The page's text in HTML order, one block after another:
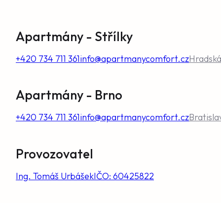
Apartmány - Střílky
+420 734 711 361info@apartmanycomfort.cz
Apartmány - Brno
+420 734 711 361info@apartmanycomfort.cz
Provozovatel
Ing. Tomáš UrbášekIČO: 60425822